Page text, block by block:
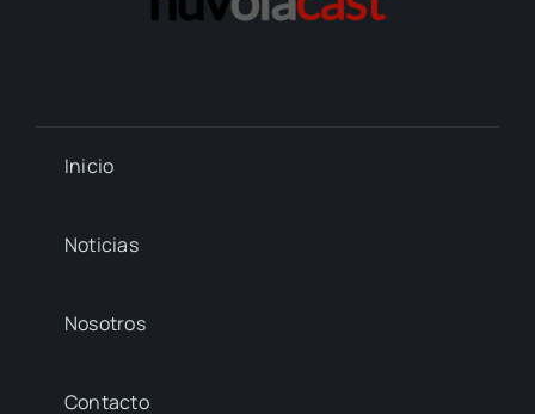
Inicio
Noticias
Nosotros
Contacto